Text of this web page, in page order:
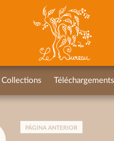
PÁGINA ANTERIOR
Collections